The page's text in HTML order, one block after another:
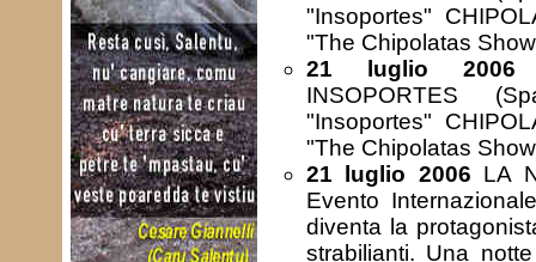
"Insoportes"
"The Chipolatas
21 luglio 2006
INSOPORTES
"Insoportes"
"The Chipolatas
21 luglio 2006 LA
Evento
diventa la
strabilianti. Una